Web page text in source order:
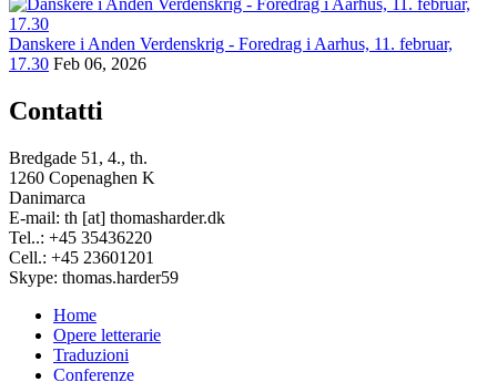
Danskere i Anden Verdenskrig - Foredrag i Aarhus, 11. februar,
17.30 Feb 06, 2026
Contatti
Bredgade 51, 4., th.
1260 Copenaghen K
Danimarca
E-mail: th [at] thomasharder.dk
Tel..: +45 35436220
Cell.: +45 23601201
Skype: thomas.harder59
Footer
menu
Home
Opere letterarie
Traduzioni
Conferenze